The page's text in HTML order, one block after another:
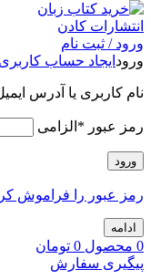
ورود / ثبت نام
ورود ایجاد حساب کاربری
نام کاربری یا آدرس
رمز عبور * الزامی
ورود
رمز عبور را فراموش
ادامه
0 محصول 0 تومان
پیگیری سفارش